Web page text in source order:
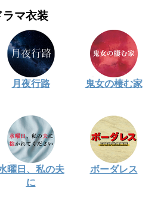
マ衣装
月夜行路 鬼女の棲む家
曜日、私の夫
に
ボーダレス